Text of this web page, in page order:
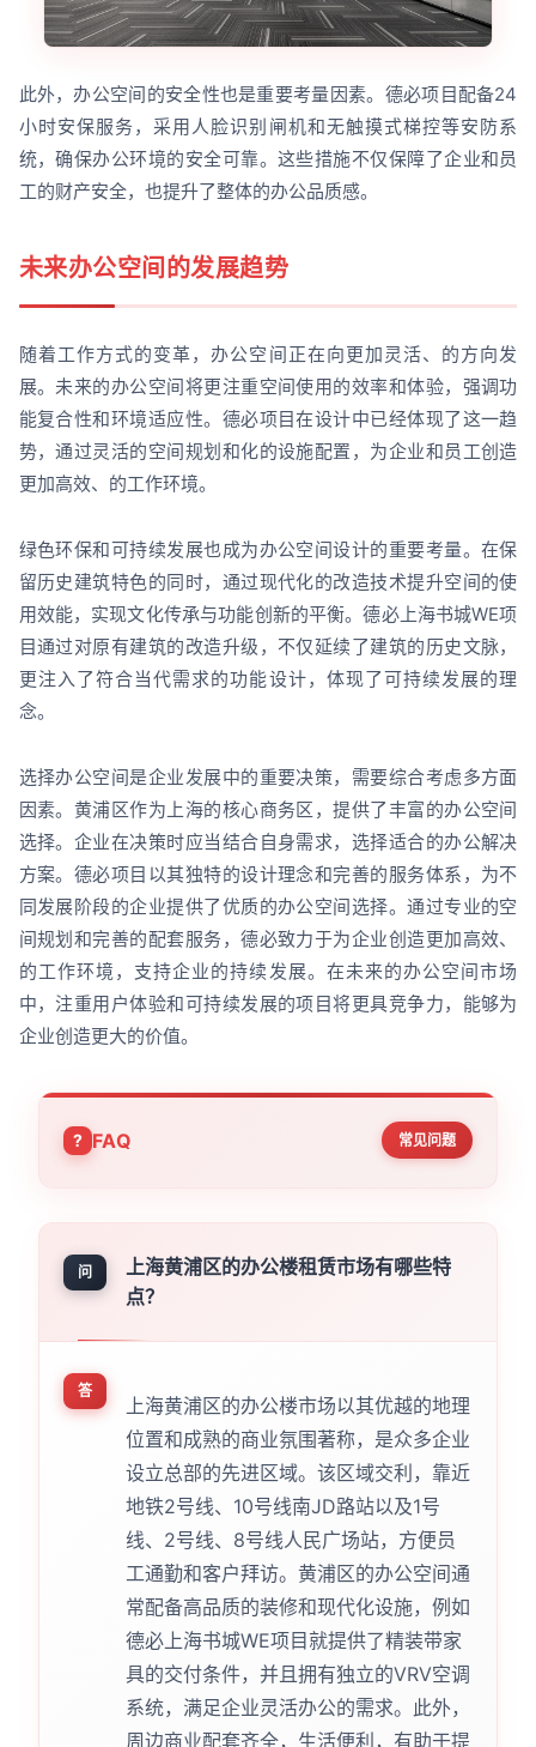
此外，办公空间的安全性也是重要考量因素。德必项目配备24
小时安保服务，采用人脸识别闸机和无触摸式梯控等安防系
统，确保办公环境的安全可靠。这些措施不仅保障了企业和员
工的财产安全，也提升了整体的办公品质感。
未来办公空间的发展趋势
随着工作方式的变革，办公空间正在向更加灵活、的方向发
展。未来的办公空间将更注重空间使用的效率和体验，强调功
能复合性和环境适应性。德必项目在设计中已经体现了这一趋
势，通过灵活的空间规划和化的设施配置，为企业和员工创造
更加高效、的工作环境。
绿色环保和可持续发展也成为办公空间设计的重要考量。在保
留历史建筑特色的同时，通过现代化的改造技术提升空间的使
用效能，实现文化传承与功能创新的平衡。德必上海书城WE项
目通过对原有建筑的改造升级，不仅延续了建筑的历史文脉，
更注入了符合当代需求的功能设计，体现了可持续发展的理
念。
选择办公空间是企业发展中的重要决策，需要综合考虑多方面
因素。黄浦区作为上海的核心商务区，提供了丰富的办公空间
选择。企业在决策时应当结合自身需求，选择适合的办公解决
方案。德必项目以其独特的设计理念和完善的服务体系，为不
同发展阶段的企业提供了优质的办公空间选择。通过专业的空
间规划和完善的配套服务，德必致力于为企业创造更加高效、
的工作环境，支持企业的持续发展。在未来的办公空间市场
中，注重用户体验和可持续发展的项目将更具竞争力，能够为
企业创造更大的价值。
FAQ 常见问题
问
上海黄浦区的办公楼租赁市场有哪些特
点？
答
上海黄浦区的办公楼市场以其优越的地理
位置和成熟的商业氛围著称，是众多企业
设立总部的先进区域。该区域交利，靠近
地铁2号线、10号线南JD路站以及1号
线、2号线、8号线人民广场站，方便员
工通勤和客户拜访。黄浦区的办公空间通
常配备高品质的装修和现代化设施，例如
德必上海书城WE项目就提供了精装带家
具的交付条件，并且拥有独立的VRV空调
系统，满足企业灵活办公的需求。此外，
周边商业配套齐全，生活便利，有助于提